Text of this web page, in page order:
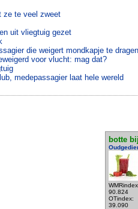
ze te veel zweet
uit vliegtuig gezet
die weigert mondkapje te dragen
voor vlucht: mag dat?
medepassagier laat hele wereld
botte
90.824
OTindex:
39.090